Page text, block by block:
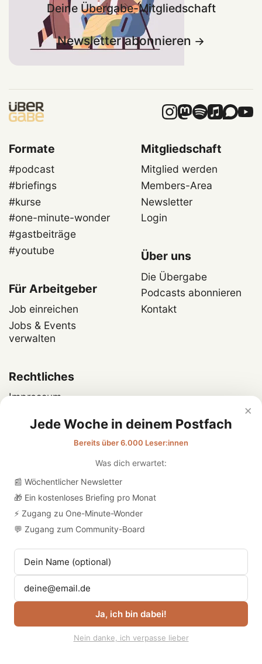
Deine Übergabe-Mitgliedschaft
Newsletter abonnieren
Formate
#podcast
#briefings
#kurse
#one-minute-wonder
#gastbeiträge
#youtube
Mitgliedschaft
Mitglied werden
Members-Area
Newsletter
Login
Für Arbeitgeber
Job einreichen
Jobs & Events
verwalten
Über uns
Die Übergabe
Podcasts abonnieren
Kontakt
Rechtliches
Impressum
×
Jede Woche in deinem Postfach
Bereits über 6.000 Leser:innen
Was dich erwartet:
📰 Wöchentlicher Newsletter
🎁 Ein kostenloses Briefing pro Monat
⚡ Zugang zu One-Minute-Wonder
💬 Zugang zum Community-Board
Ja, ich bin dabei!
Nein danke, ich verpasse lieber